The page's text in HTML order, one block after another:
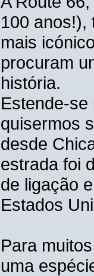
100 anos!),
mais
procuram
história.
quisermos
desde
estrada foi
de ligação
Estados
Para
uma